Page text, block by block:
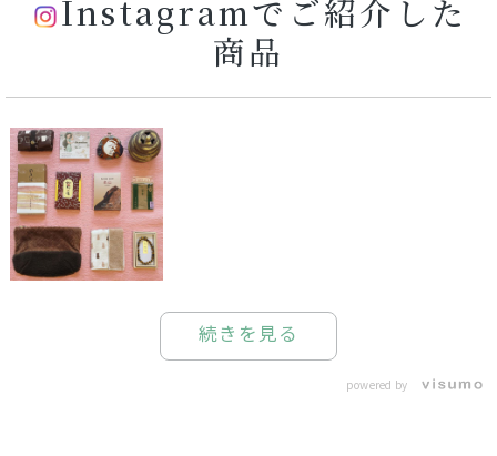
Instagramでご紹介した
商品
続きを見る
powered by